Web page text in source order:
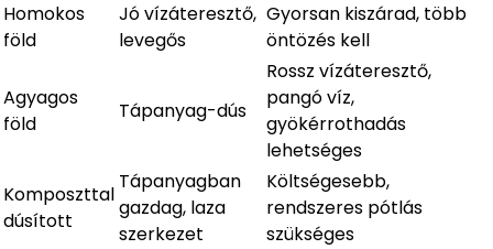
Homokos
föld
Jó vízáteresztő,
levegős
Gyorsan kiszárad, több
öntözés kell
Agyagos
föld
Tápanyag-dús
Rossz vízáteresztő,
pangó víz,
gyökérrothadás
lehetséges
Komposzttal
dúsított
Tápanyagban
gazdag, laza
szerkezet
Költségesebb,
rendszeres pótlás
szükséges